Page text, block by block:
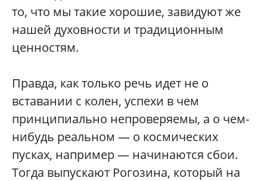
то, что мы такие хорошие, завидуют же
нашей духовности и традиционным
ценностям.
Правда, как только речь идет не о
вставании с колен, успехи в чем
принципиально непроверяемы, а о чем-
нибудь реальном — о космических
пусках, например — начинаются сбои.
Тогда выпускают Рогозина, который на